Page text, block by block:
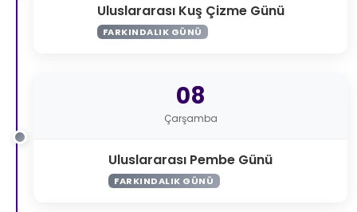
Uluslararası Kuş Çizme Günü
FARKINDALIK GÜNÜ
08
Çarşamba
Uluslararası Pembe Günü
FARKINDALIK GÜNÜ